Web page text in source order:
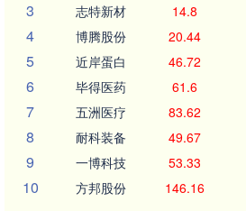
3 志特新材 14.8
4 博腾股份 20.44
5 近岸蛋白 46.72
6 毕得医药 61.6
7 五洲医疗 83.62
8 耐科装备 49.67
9 一博科技 53.33
10 方邦股份 146.16